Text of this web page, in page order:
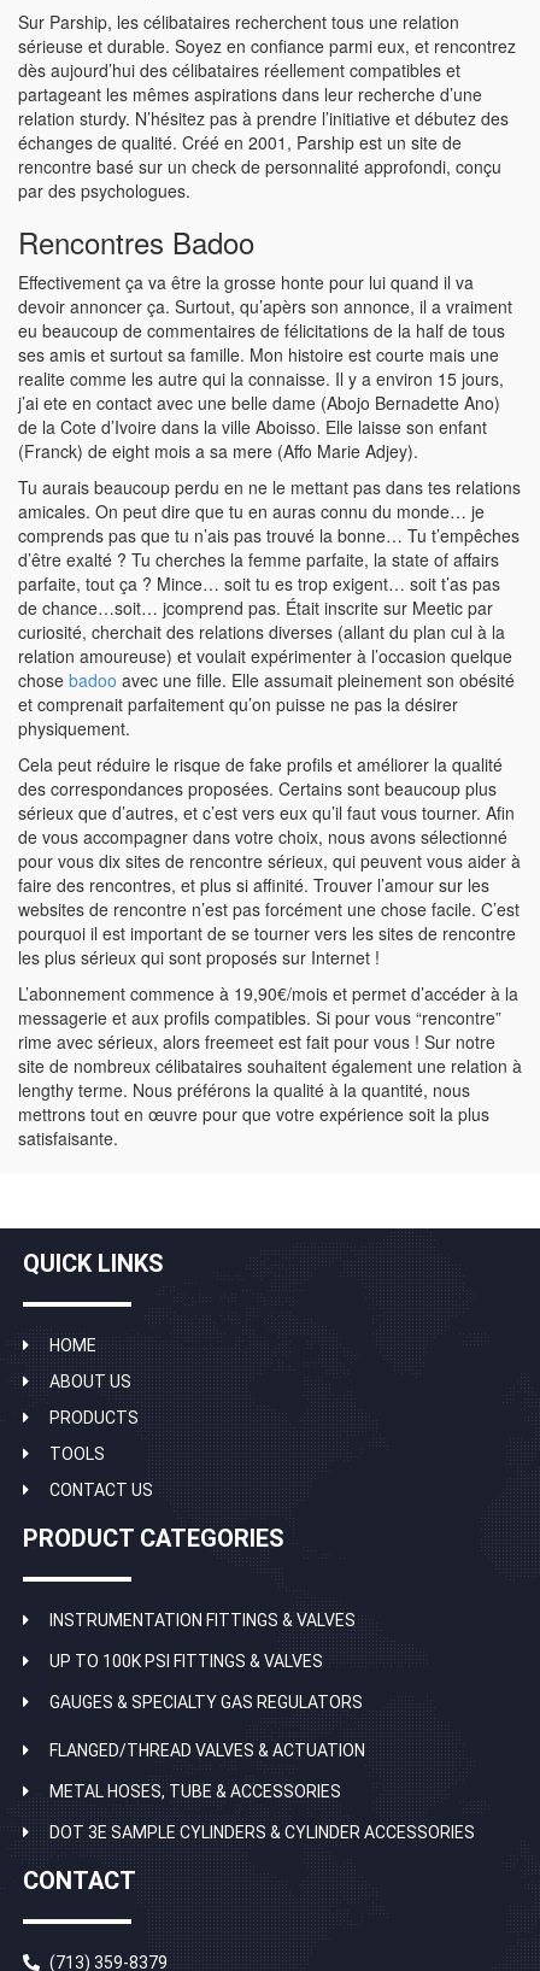
Sur Parship, les célibataires recherchent tous une relation
sérieuse et durable. Soyez en confiance parmi eux, et rencontrez
dès aujourd’hui des célibataires réellement compatibles et
partageant les mêmes aspirations dans leur recherche d’une
relation sturdy. N’hésitez pas à prendre l’initiative et débutez des
échanges de qualité. Créé en 2001, Parship est un site de
rencontre basé sur un check de personnalité approfondi, conçu
par des psychologues.
Rencontres Badoo
Effectivement ça va être la grosse honte pour lui quand il va
devoir annoncer ça. Surtout, qu’apèrs son annonce, il a vraiment
eu beaucoup de commentaires de félicitations de la half de tous
ses amis et surtout sa famille. Mon histoire est courte mais une
realite comme les autre qui la connaisse. Il y a environ 15 jours,
j’ai ete en contact avec une belle dame (Abojo Bernadette Ano)
de la Cote d’Ivoire dans la ville Aboisso. Elle laisse son enfant
(Franck) de eight mois a sa mere (Affo Marie Adjey).
Tu aurais beaucoup perdu en ne le mettant pas dans tes relations
amicales. On peut dire que tu en auras connu du monde… je
comprends pas que tu n’ais pas trouvé la bonne… Tu t’empêches
d’être exalté ? Tu cherches la femme parfaite, la state of affairs
parfaite, tout ça ? Mince… soit tu es trop exigent… soit t’as pas
de chance…soit… jcomprend pas. Était inscrite sur Meetic par
curiosité, cherchait des relations diverses (allant du plan cul à la
relation amoureuse) et voulait expérimenter à l’occasion quelque
chose badoo avec une fille. Elle assumait pleinement son obésité
et comprenait parfaitement qu’on puisse ne pas la désirer
physiquement.
Cela peut réduire le risque de fake profils et améliorer la qualité
des correspondances proposées. Certains sont beaucoup plus
sérieux que d’autres, et c’est vers eux qu’il faut vous tourner. Afin
de vous accompagner dans votre choix, nous avons sélectionné
pour vous dix sites de rencontre sérieux, qui peuvent vous aider à
faire des rencontres, et plus si affinité. Trouver l’amour sur les
websites de rencontre n’est pas forcément une chose facile. C’est
pourquoi il est important de se tourner vers les sites de rencontre
les plus sérieux qui sont proposés sur Internet !
L’abonnement commence à 19,90€/mois et permet d’accéder à la
messagerie et aux profils compatibles. Si pour vous “rencontre”
rime avec sérieux, alors freemeet est fait pour vous ! Sur notre
site de nombreux célibataires souhaitent également une relation à
lengthy terme. Nous préférons la qualité à la quantité, nous
mettrons tout en œuvre pour que votre expérience soit la plus
satisfaisante.
QUICK LINKS
HOME
ABOUT US
PRODUCTS
TOOLS
CONTACT US
PRODUCT CATEGORIES
INSTRUMENTATION FITTINGS & VALVES
UP TO 100K PSI FITTINGS & VALVES
GAUGES & SPECIALTY GAS REGULATORS
FLANGED/THREAD VALVES & ACTUATION
METAL HOSES, TUBE & ACCESSORIES
DOT 3E SAMPLE CYLINDERS & CYLINDER ACCESSORIES
CONTACT
(713) 359-8379